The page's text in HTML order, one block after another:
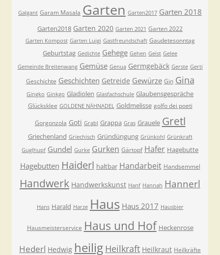
Galgant Garam Masala Garten Garten2017 Garten 2018
Garten2018 Garten 2020 Garten 2021 Garten 2022
Garten Kompost Garten Luigi Gastfreundschaft Gaudetesonntag
Geburtstag Gedichte Gehege Gehen Geist Gelee
Gemeinde Breitenwang Gemüse Genua Germgebäck Gerste Gerti
Geschichte Geschichten Getreide Gewürze Gin Gina
Gingko Ginkgo Gladiolen Glasfachschule Glaubensgespräche
Glücksklee GOLDENE NÄHNADEL Goldmelisse golfo dei poeti
Gorgonzola Goti Grabl Grappa Gras Grauele Gretl
Griechenland Griechisch Gründüngung Grünkohl Grünkraft
Guglhupf Gundel Gurke Gurken Gärtopf Hafer Hagebutte
Hagebutten Haiderl haltbar Handarbeit Handsemmel
Handwerk Handwerkskunst Hanf Hannah Hannerl
Hans Harald Harze Haus Haus 2017 Hausbier
Hausmeisterservice Haus und Hof Heckenrose
Hederl Hedwig heilig Heilkraft Heilkraut Heilkräfte